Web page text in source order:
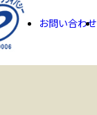
お問い合わせ